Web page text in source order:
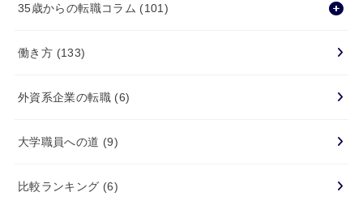
35歳からの転職コラム (101)
働き方 (133)
外資系企業の転職 (6)
大学職員への道 (9)
比較ランキング (6)